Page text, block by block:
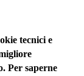
tecnici e
Per saperne